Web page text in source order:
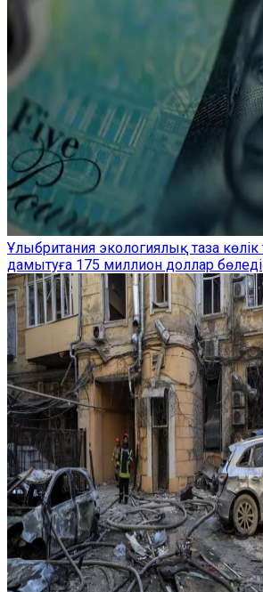
Ұлыбритания экологиялық таза
дамытуға 175 миллион доллар бөледі